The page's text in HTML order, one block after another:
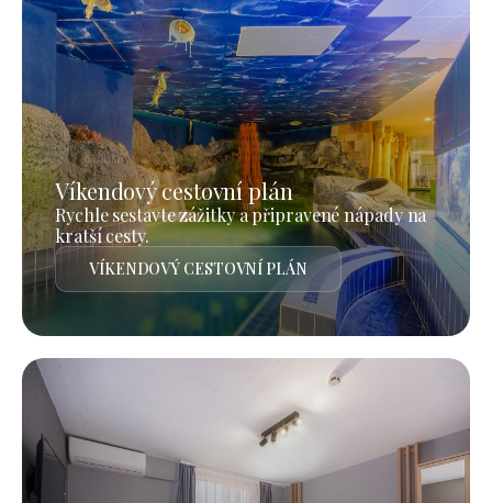
Víkendový cestovní plán
Rychle sestavte zážitky a připravené nápady na
kratší cesty.
VÍKENDOVÝ CESTOVNÍ PLÁN